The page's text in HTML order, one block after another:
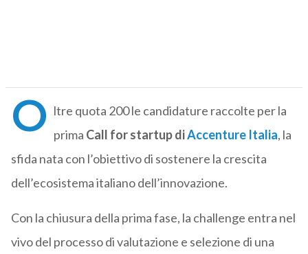
O ltre quota 200 le candidature raccolte per la
prima Call for startup diAccenture Italia, la
sfida nata con l’obiettivo di sostenere la crescita
dell’ecosistema italiano dell’innovazione.
Con la chiusura della prima fase, la challenge entra nel
vivo del processo di valutazione e selezione di una